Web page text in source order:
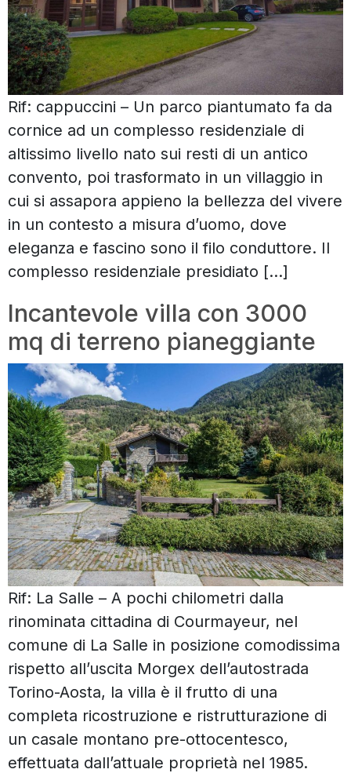
Rif: cappuccini – Un parco piantumato fa da
cornice ad un complesso residenziale di
altissimo livello nato sui resti di un antico
convento, poi trasformato in un villaggio in
cui si assapora appieno la bellezza del vivere
in un contesto a misura d’uomo, dove
eleganza e fascino sono il filo conduttore. Il
complesso residenziale presidiato […]
Incantevole villa con 3000
mq di terreno pianeggiante
Rif: La Salle – A pochi chilometri dalla
rinominata cittadina di Courmayeur, nel
comune di La Salle in posizione comodissima
rispetto all’uscita Morgex dell’autostrada
Torino-Aosta, la villa è il frutto di una
completa ricostruzione e ristrutturazione di
un casale montano pre-ottocentesco,
effettuata dall’attuale proprietà nel 1985.